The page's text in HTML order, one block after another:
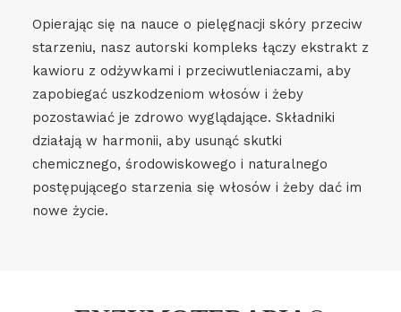
Opierając się na nauce o pielęgnacji skóry przeciw
starzeniu, nasz autorski kompleks łączy ekstrakt z
kawioru z odżywkami i przeciwutleniaczami, aby
zapobiegać uszkodzeniom włosów i żeby
pozostawiać je zdrowo wyglądające. Składniki
działają w harmonii, aby usunąć skutki
chemicznego, środowiskowego i naturalnego
postępującego starzenia się włosów i żeby dać im
nowe życie.